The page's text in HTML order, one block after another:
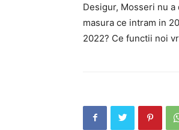
Desigur, Mosseri nu
masura ce intram in
2022? Ce functii noi